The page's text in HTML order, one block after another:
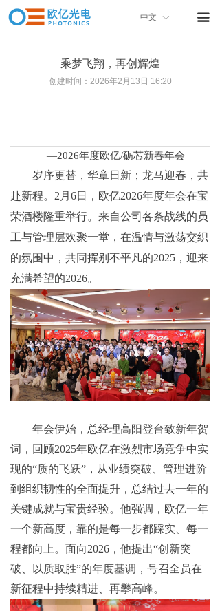
끀
首页 ꀅ
中文
乘梦飞翔，再创辉煌
创建时间： 2026年2月13日 16:20
—2026年度欧亿/砺芯新春年会
岁序更替，华章日新；龙马迎春，共
赴新程。 2月6日，欧亿2026年度年会在宝
荣酒楼隆重举行。来自公司各条战线的员
工与管理层欢聚一堂，在温情与激荡交织
的氛围中，共同挥别不平凡的2025，迎来
充满希望的2026。
年会伊始，总经理高阳登台致新年贺
词，回顾2025年欧亿在激烈市场竞争中实
现的“质的飞跃”，从业绩突破、管理进阶
到组织韧性的全面提升，总结过去一年的
关键成就与宝贵经验。他强调，欧亿一年
一个新高度，靠的是每一步都踩实、每一
程都向上。面向2026，他提出“创新突
破、以质取胜”的年度基调，号召全员在
新征程中持续精进、再攀高峰。